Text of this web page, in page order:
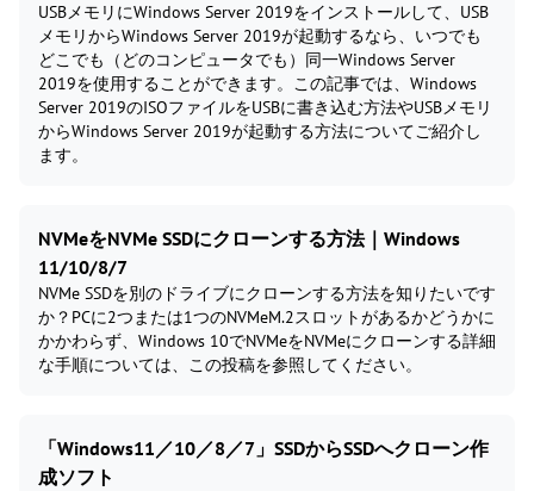
USBメモリにWindows Server 2019をインストールして、USB
メモリからWindows Server 2019が起動するなら、いつでも
どこでも（どのコンピュータでも）同一Windows Server
2019を使用することができます。この記事では、Windows
Server 2019のISOファイルをUSBに書き込む方法やUSBメモリ
からWindows Server 2019が起動する方法についてご紹介し
ます。
NVMeをNVMe SSDにクローンする方法｜Windows
11/10/8/7
NVMe SSDを別のドライブにクローンする方法を知りたいです
か？PCに2つまたは1つのNVMeM.2スロットがあるかどうかに
かかわらず、Windows 10でNVMeをNVMeにクローンする詳細
な手順については、この投稿を参照してください。
「Windows11／10／8／7」SSDからSSDへクローン作
成ソフト